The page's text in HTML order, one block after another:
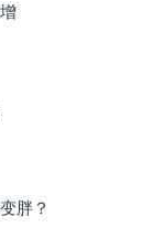
胖？